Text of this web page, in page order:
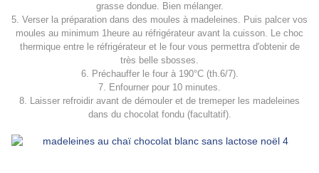
grasse dondue. Bien mélanger.
5. Verser la préparation dans des moules à madeleines. Puis palcer vos
moules au minimum 1heure au réfrigérateur avant la cuisson. Le choc
thermique entre le réfrigérateur et le four vous permettra d'obtenir de
très belle sbosses.
6. Préchauffer le four à 190°C (th.6/7).
7. Enfourner pour 10 minutes.
8. Laisser refroidir avant de démouler et de tremeper les madeleines
dans du chocolat fondu (facultatif).